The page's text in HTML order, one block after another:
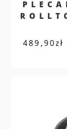
489,90zł